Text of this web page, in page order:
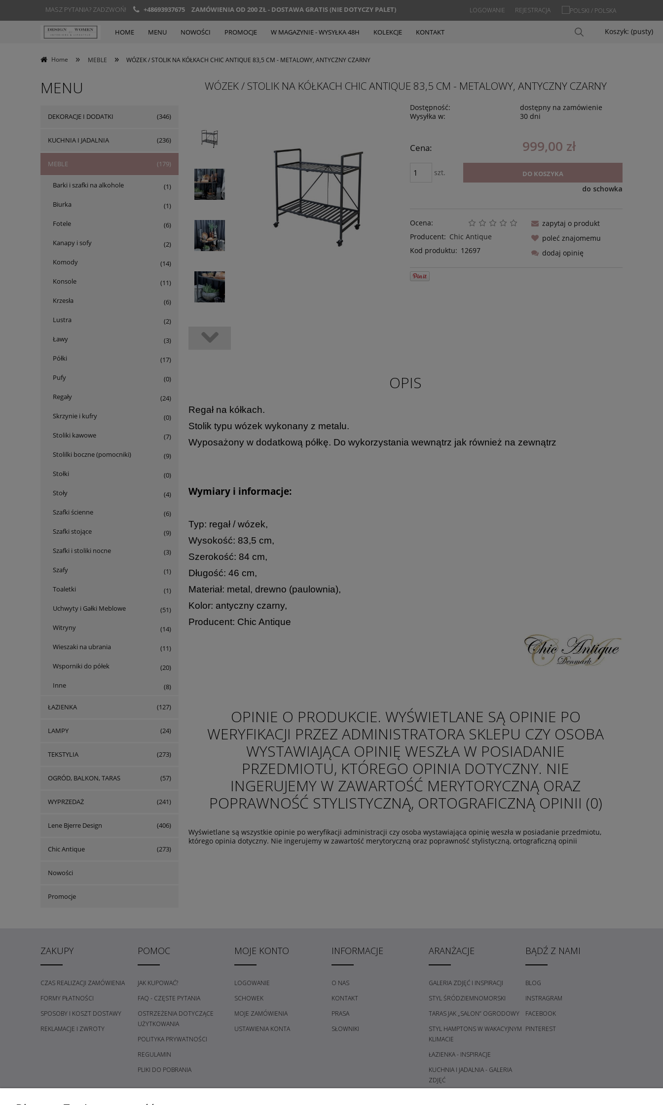
MASZ PYTANIA? ZADZWOŃ! +48693937675 ZAMÓWIENIA OD 200 ZŁ - DOSTAWA GRATIS (NIE DOTYCZY PALET) REJESTRACJA
LOGOWANIE
Koszyk: (pusty)
HOME MENU NOWOŚCI PROMOCJE W MAGAZYNIE - WYSYŁKA 48H KOLEKCJE KONTAKT
Home » MEBLE » WÓZEK / STOLIK NA KÓŁKACH CHIC ANTIQUE 83,5 CM - METALOWY, ANTYCZNY CZARNY
MENU
DEKORACJE I DODATKI (346)
KUCHNIA I JADALNIA (236)
MEBLE (179)
Barki i szafki na alkohole (1)
Biurka (1)
Fotele (6)
Kanapy i sofy (2)
Komody (14)
Konsole (11)
Krzesła (6)
Lustra (2)
Ławy (3)
Półki (17)
Pufy (0)
Regały (24)
Skrzynie i kufry (0)
Stoliki kawowe (7)
Stolilki boczne (pomocniki) (9)
Stołki (0)
Stoły (4)
Szafki ścienne (6)
Szafki stojące (9)
Szafki i stoliki nocne (3)
Szafy (1)
Toaletki (1)
Uchwyty i Gałki Meblowe (51)
Witryny (14)
Wieszaki na ubrania (11)
Wsporniki do półek (20)
Inne (8)
ŁAZIENKA (127)
LAMPY (24)
TEKSTYLIA (273)
OGRÓD, BALKON, TARAS (57)
WYPRZEDAŻ (241)
Lene Bjerre Design (406)
Chic Antique (273)
Nowości
Promocje
WÓZEK / STOLIK NA KÓŁKACH CHIC ANTIQUE 83,5 CM - METALOWY, ANTYCZNY CZARNY
Dostępność:
dostępny na zamówienie
Wysyłka w:
30 dni
Cena: 999,00 zł
szt. DO KOSZYKA
do schowka
Ocena:
Producent: Chic Antique
Kod produktu: 12697
zapytaj o produkt
poleć znajomemu
dodaj opinię
OPIS
Regał na kółkach.
Stolik typu wózek wykonany z metalu.
Wyposażony w dodatkową półkę. Do wykorzystania wewnątrz jak również na zewnątrz
Wymiary i informacje:
Typ: regał / wózek,
Wysokość: 83,5 cm,
Szerokość: 84 cm,
Długość: 46 cm,
Materiał: metal, drewno (paulownia),
Kolor: antyczny czarny,
Producent: Chic Antique
OPINIE O PRODUKCIE. WYŚWIETLANE SĄ OPINIE PO
WERYFIKACJI PRZEZ ADMINISTRATORA SKLEPU CZY OSOBA
WYSTAWIAJĄCA OPINIĘ WESZŁA W POSIADANIE
PRZEDMIOTU, KTÓREGO OPINIA DOTYCZNY. NIE
INGERUJEMY W ZAWARTOŚĆ MERYTORYCZNĄ ORAZ
POPRAWNOŚĆ STYLISTYCZNĄ, ORTOGRAFICZNĄ OPINII (0)
Wyświetlane są wszystkie opinie po weryfikacji administracji czy osoba wystawiająca opinię weszła w posiadanie przedmiotu,
którego opinia dotyczny. Nie ingerujemy w zawartość merytoryczną oraz poprawność stylistyczną, ortograficzną opinii
ZAKUPY
CZAS REALIZACJI ZAMÓWIENIA
FORMY PŁATNOŚCI
SPOSOBY I KOSZT DOSTAWY
REKLAMACJE I ZWROTY
POMOC
JAK KUPOWAĆ?
FAQ - CZĘSTE PYTANIA
OSTRZEŻENIA DOTYCZĄCE
UŻYTKOWANIA
POLITYKA PRYWATNOŚCI
REGULAMIN
PLIKI DO POBRANIA
MOJE KONTO
LOGOWANIE
SCHOWEK
MOJE ZAMÓWIENIA
USTAWIENIA KONTA
INFORMACJE
O NAS
KONTAKT
PRASA
SŁOWNIKI
ARANŻACJE
GALERIA ZDJĘĆ I INSPIRACJI
STYL ŚRÓDZIEMNOMORSKI
TARAS JAK „SALON” OGRODOWY
STYL HAMPTONS W WAKACYJNYM
KLIMACIE
ŁAZIENKA - INSPIRACJE
KUCHNIA I JADALNIA - GALERIA
ZDJĘĆ
BĄDŹ Z NAMI
BLOG
INSTRAGRAM
FACEBOOK
PINTEREST